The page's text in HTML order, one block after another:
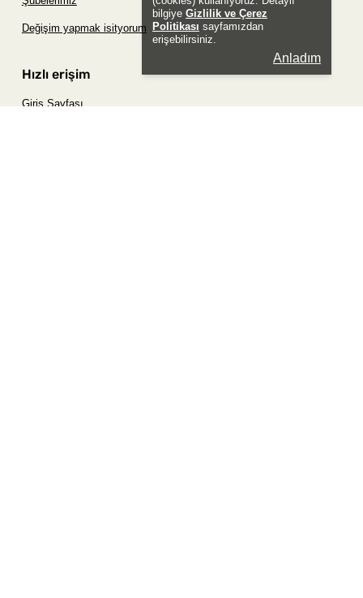
bilgiye Gizlilik ve Çerez
Politikası sayfamızdan
erişebilirsiniz.
Anladım
Değişim yapmak isityorum
Hızlı erişim
Giriş Sayfası